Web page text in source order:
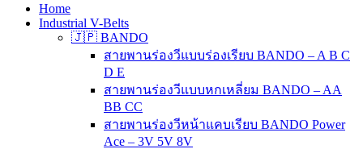
Home
Industrial V-Belts
🇯🇵 BANDO
สายพานร่องวีแบบร่องเรียบ BANDO – A B C
D E
สายพานร่องวีแบบหกเหลี่ยม BANDO – AA
BB CC
สายพานร่องวีหน้าแคบเรียบ BANDO Power
Ace – 3V 5V 8V